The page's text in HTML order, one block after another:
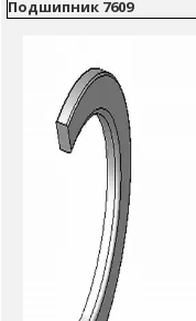
Подшипник 7609